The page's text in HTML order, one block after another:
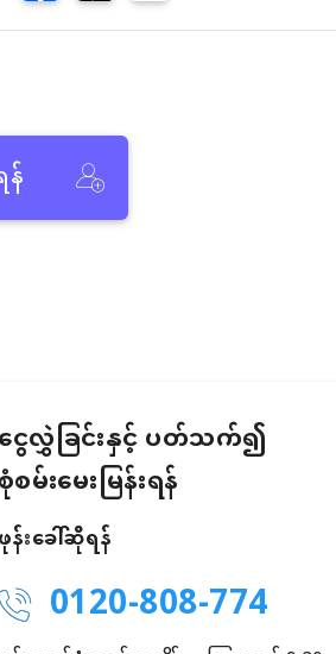
ငွေလွှဲခြင်းနှင့် ပတ်သက်၍
စုံစမ်းမေးမြန်းရန်
ဖုန်းခေါ်ဆိုရန်
0120-808-774